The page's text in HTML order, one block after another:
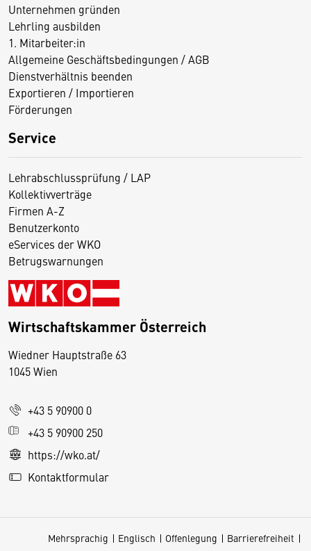
Unternehmen gründen
Lehrling ausbilden
1. Mitarbeiter:in
Allgemeine Geschäftsbedingungen / AGB
Dienstverhältnis beenden
Exportieren / Importieren
Förderungen
Service
Lehrabschlussprüfung / LAP
Kollektivverträge
Firmen A-Z
Benutzerkonto
eServices der WKO
Betrugswarnungen
Wirtschaftskammer Österreich
Wiedner Hauptstraße 63
1045 Wien
+43 5 90900 0
+43 5 90900 250
https://wko.at/
Kontaktformular
Mehrsprachig Englisch Offenlegung
Barrierefreiheit
D
s
e
S
e